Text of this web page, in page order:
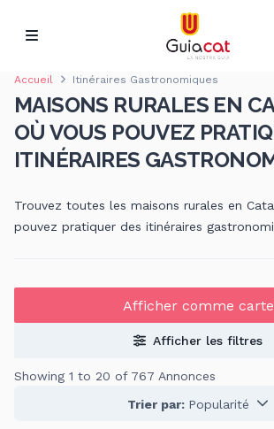
Accueil Itinéraires Gastronomiques
MAISONS RURALES EN
OÙ VOUS POUVEZ
ITINÉRAIRES
Trouvez toutes les maisons rurales en
pouvez pratiquer des itinéraires
Afficher comme carte
Afficher les filtres
Showing 1 to 20 of 767 Annonces
Trier par: Popularité